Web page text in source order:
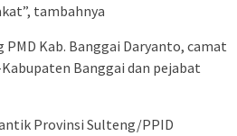
tambahnya
PMD Kab. Banggai Daryanto, camat
Banggai dan pejabat
Provinsi Sulteng/PPID